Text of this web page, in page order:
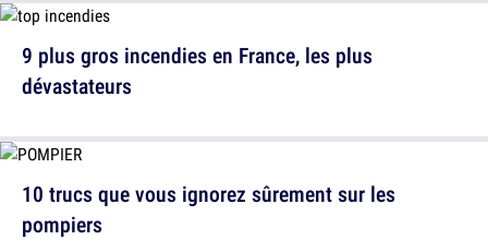
9 plus gros incendies en France, les plus
dévastateurs
10 trucs que vous ignorez sûrement sur les
pompiers